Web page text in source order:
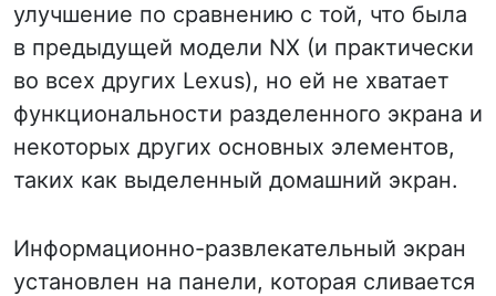
улучшение по сравнению с той, что была
в предыдущей модели NX (и практически
во всех других Lexus), но ей не хватает
функциональности разделенного экрана и
некоторых других основных элементов,
таких как выделенный домашний экран.
Информационно-развлекательный экран
установлен на панели, которая сливается